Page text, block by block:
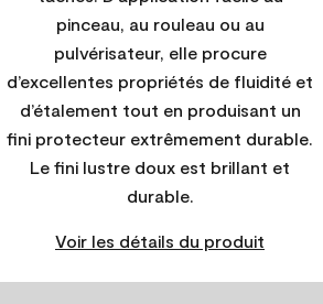
pinceau, au rouleau ou au
pulvérisateur, elle procure
d’excellentes propriétés de fluidité et
d’étalement tout en produisant un
fini protecteur extrêmement durable.
Le fini lustre doux est brillant et
durable.
Voir les détails du produit